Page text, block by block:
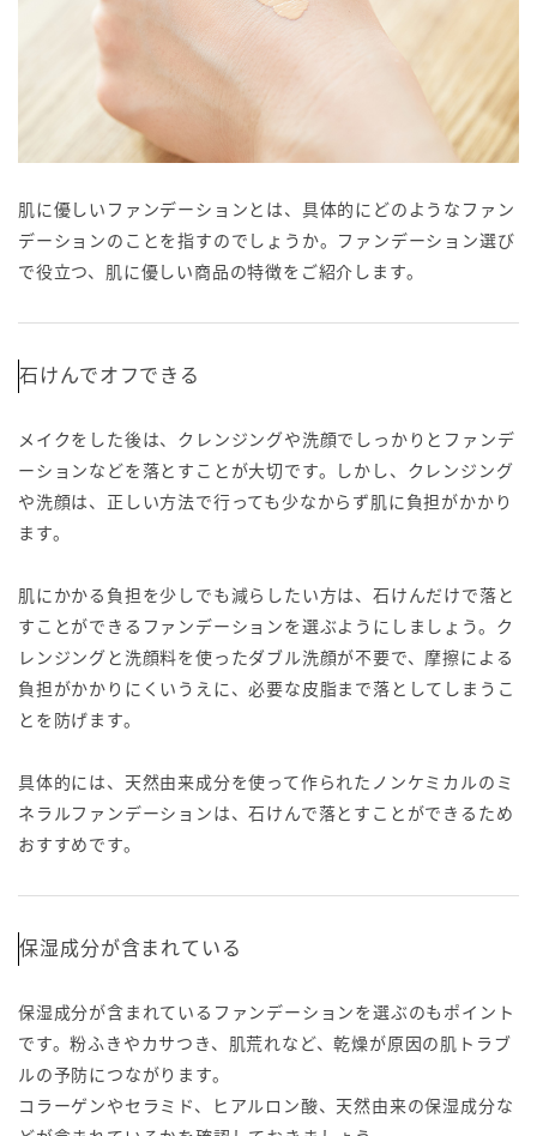
肌に優しいファンデーションとは、具体的にどのようなファン
デーションのことを指すのでしょうか。ファンデーション選び
で役立つ、肌に優しい商品の特徴をご紹介します。
石けんでオフできる
メイクをした後は、クレンジングや洗顔でしっかりとファンデ
ーションなどを落とすことが大切です。しかし、クレンジング
や洗顔は、正しい方法で行っても少なからず肌に負担がかかり
ます。
肌にかかる負担を少しでも減らしたい方は、石けんだけで落と
すことができるファンデーションを選ぶようにしましょう。ク
レンジングと洗顔料を使ったダブル洗顔が不要で、摩擦による
負担がかかりにくいうえに、必要な皮脂まで落としてしまうこ
とを防げます。
具体的には、天然由来成分を使って作られたノンケミカルのミ
ネラルファンデーションは、石けんで落とすことができるため
おすすめです。
保湿成分が含まれている
保湿成分が含まれているファンデーションを選ぶのもポイント
です。粉ふきやカサつき、肌荒れなど、乾燥が原因の肌トラブ
ルの予防につながります。
コラーゲンやセラミド、ヒアルロン酸、天然由来の保湿成分な